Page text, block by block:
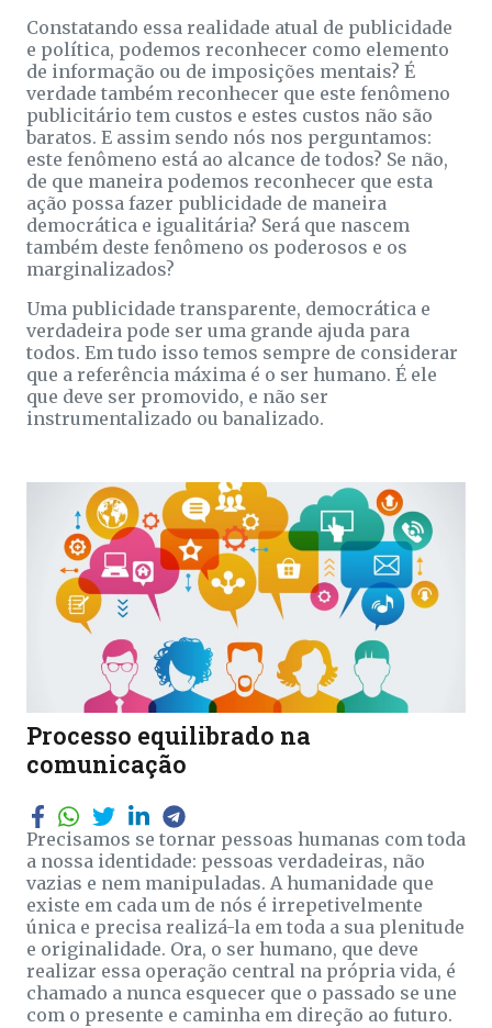
Constatando essa realidade atual de publicidade
e política, podemos reconhecer como elemento
de informação ou de imposições mentais? É
verdade também reconhecer que este fenômeno
publicitário tem custos e estes custos não são
baratos. E assim sendo nós nos perguntamos:
este fenômeno está ao alcance de todos? Se não,
de que maneira podemos reconhecer que esta
ação possa fazer publicidade de maneira
democrática e igualitária? Será que nascem
também deste fenômeno os poderosos e os
marginalizados?
Uma publicidade transparente, democrática e
verdadeira pode ser uma grande ajuda para
todos. Em tudo isso temos sempre de considerar
que a referência máxima é o ser humano. É ele
que deve ser promovido, e não ser
instrumentalizado ou banalizado.
Processo equilibrado na
comunicação
Precisamos se tornar pessoas humanas com toda
a nossa identidade: pessoas verdadeiras, não
vazias e nem manipuladas. A humanidade que
existe em cada um de nós é irrepetivelmente
única e precisa realizá-la em toda a sua plenitude
e originalidade. Ora, o ser humano, que deve
realizar essa operação central na própria vida, é
chamado a nunca esquecer que o passado se une
com o presente e caminha em direção ao futuro.